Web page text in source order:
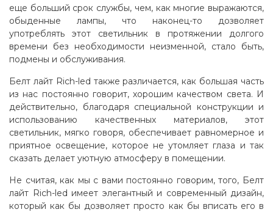
еще больший срок службы, чем, как многие выражаются,
обыденные лампы, что наконец-то дозволяет
употреблять этот светильник в протяжении долгого
времени без необходимости неизменной, стало быть,
подмены и обслуживания.
Белт лайт Rich-led также различается, как большая часть
из нас постоянно говорит, хорошим качеством света. И
действительно, благодаря специальной конструкции и
использованию качественных материалов, этот
светильник, мягко говоря, обеспечивает равномерное и
приятное освещение, которое не утомляет глаза и так
сказать делает уютную атмосферу в помещении.
Не считая, как мы с вами постоянно говорим, того, Белт
лайт Rich-led имеет элегантный и современный дизайн,
который как бы дозволяет просто как бы вписать его в